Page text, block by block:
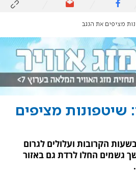
מציפים את הנגב
שיטפונות מציפים
הקרובות ועלולים לגרום
גשמים החלו לרדת גם באזור